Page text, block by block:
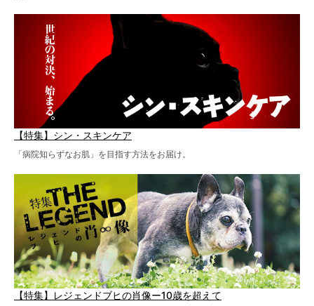
【特集】シン・スキンケア
「病院知らずなお肌」を目指す方法をお届け。
【特集】レジェンドブヒの肖像ー10歳を超えて